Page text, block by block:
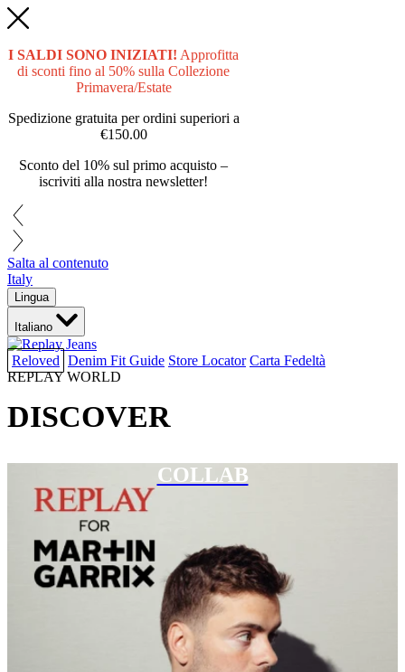
I SALDI SONO INIZIATI! Approfitta
di sconti fino al 50% sulla Collezione
Primavera/Estate
Spedizione gratuita per ordini superiori a
€150.00
Sconto del 10% sul primo acquisto –
iscriviti alla nostra newsletter!
Salta al contenuto
Italy
Lingua
Italiano
Reloved Denim Fit Guide Store Locator Carta Fedeltà
REPLAY WORLD
DISCOVER
COLLAB